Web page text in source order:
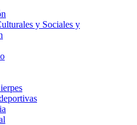
y Sociales y